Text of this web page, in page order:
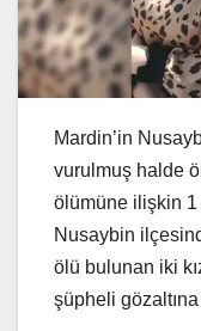
Mardin’in
vurulmuş halde
ölümüne ilişkin 1
Nusaybin
ölü bulunan iki
şüpheli gözaltına